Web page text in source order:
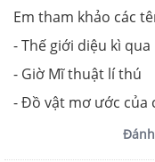
Em tham khảo các
- Thế giới diệu kì
- Giờ Mĩ thuật lí thú
- Đồ vật mơ ước của